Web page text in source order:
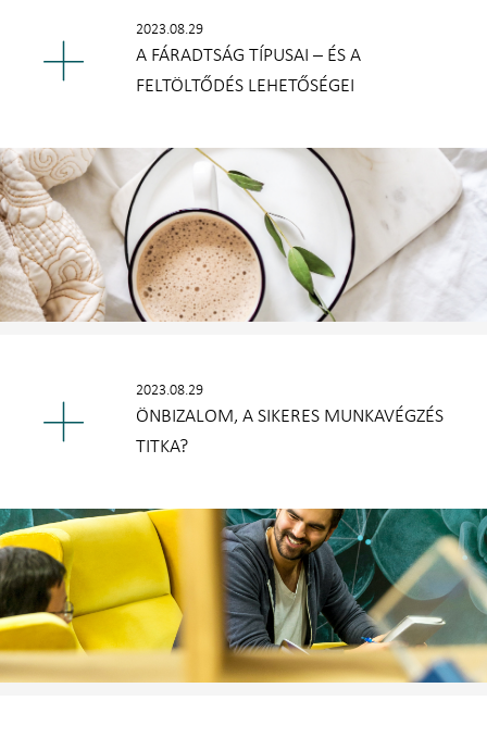
2023.08.29
A FÁRADTSÁG TÍPUSAI – ÉS A
FELTÖLTŐDÉS LEHETŐSÉGEI
2023.08.29
ÖNBIZALOM, A SIKERES MUNKAVÉGZÉS
TITKA?